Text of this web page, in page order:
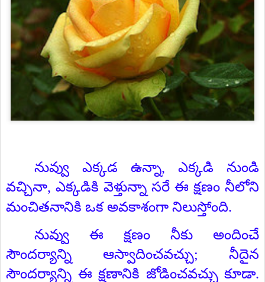
నువ్వు ఎక్కడ ఉన్నా, ఎక్కడి నుండి
వచ్చినా, ఎక్కడికి వెళ్తున్నా సరే ఈ క్షణం నీలోని
మంచితనానికి ఒక అవకాశంగా నిలుస్తోంది.
నువ్వు ఈ క్షణం నీకు అందించే
సౌందర్యాన్ని ఆస్వాదించవచ్చు; నీదైన
సౌందర్యాన్ని ఈ క్షణానికి జోడించవచ్చు కూడా.